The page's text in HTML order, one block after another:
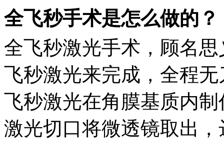
全飞秒手术是怎么做的？
全飞秒激光手术，顾名
飞秒激光来完成，全程
飞秒激光在角膜基质内
激光切口将微透镜取出